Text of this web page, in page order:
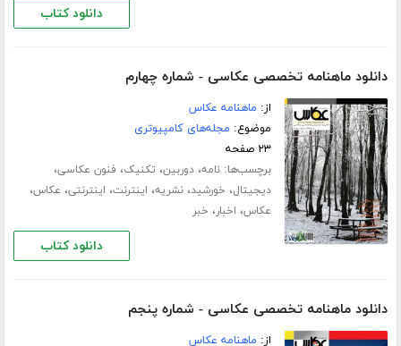
دانلود کتاب
دانلود ماهنامه تخصصی عکاسی - شماره چهارم
از: ماهنامه عکاس
موضوع: مجله‌های کامپیوتری
۲۳ صفحه
برچسب‌ها:نامه،دوربین، تکنیک، فنون عکاسی،
دیجیتال، خورشید،نشریه، اینترنت، اینترنتی، عکاس،
عکاس، اخبار، خبر
دانلود کتاب
دانلود ماهنامه تخصصی عکاسی - شماره پنجم
از: ماهنامه عکاس